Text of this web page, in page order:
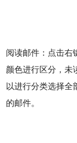
阅读邮件：点击右
颜色进行区分，未
以进行分类选择全
的邮件。